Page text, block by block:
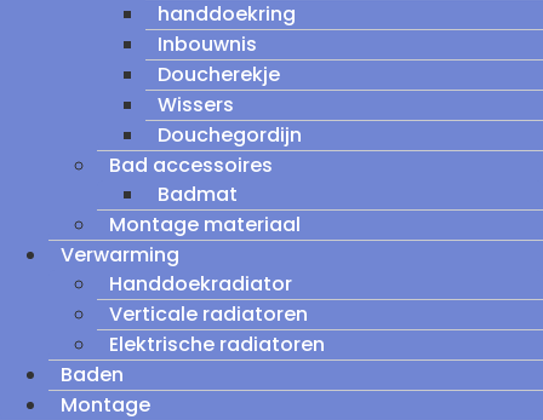
handdoekring
Inbouwnis
Doucherekje
Wissers
Douchegordijn
Bad accessoires
Badmat
Montage materiaal
Verwarming
Handdoekradiator
Verticale radiatoren
Elektrische radiatoren
Baden
Montage